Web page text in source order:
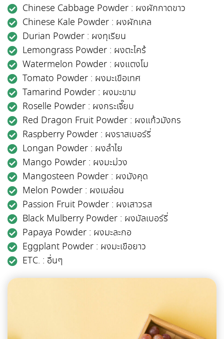
Chinese Cabbage Powder : ผงผักกาดขาว
Chinese Kale Powder : ผงผักเคล
Durian Powder : ผงทุเรียน
Lemongrass Powder : ผงตะไคร้
Watermelon Powder : ผงแตงโม
Tomato Powder : ผงมะเขือเทศ
Tamarind Powder : ผงมะขาม
Roselle Powder : ผงกระเจี๊ยบ
Red Dragon Fruit Powder : ผงแก้วมังกร
Raspberry Powder : ผงราสเบอร์รี่
Longan Powder : ผงลำไย
Mango Powder : ผงมะม่วง
Mangosteen Powder : ผงมังคุด
Melon Powder : ผงเมล่อน
Passion Fruit Powder : ผงเสาวรส
Black Mulberry Powder : ผงมัลเบอร์รี่
Papaya Powder : ผงมะละกอ
Eggplant Powder : ผงมะเขือยาว
ETC. : อื่นๆ